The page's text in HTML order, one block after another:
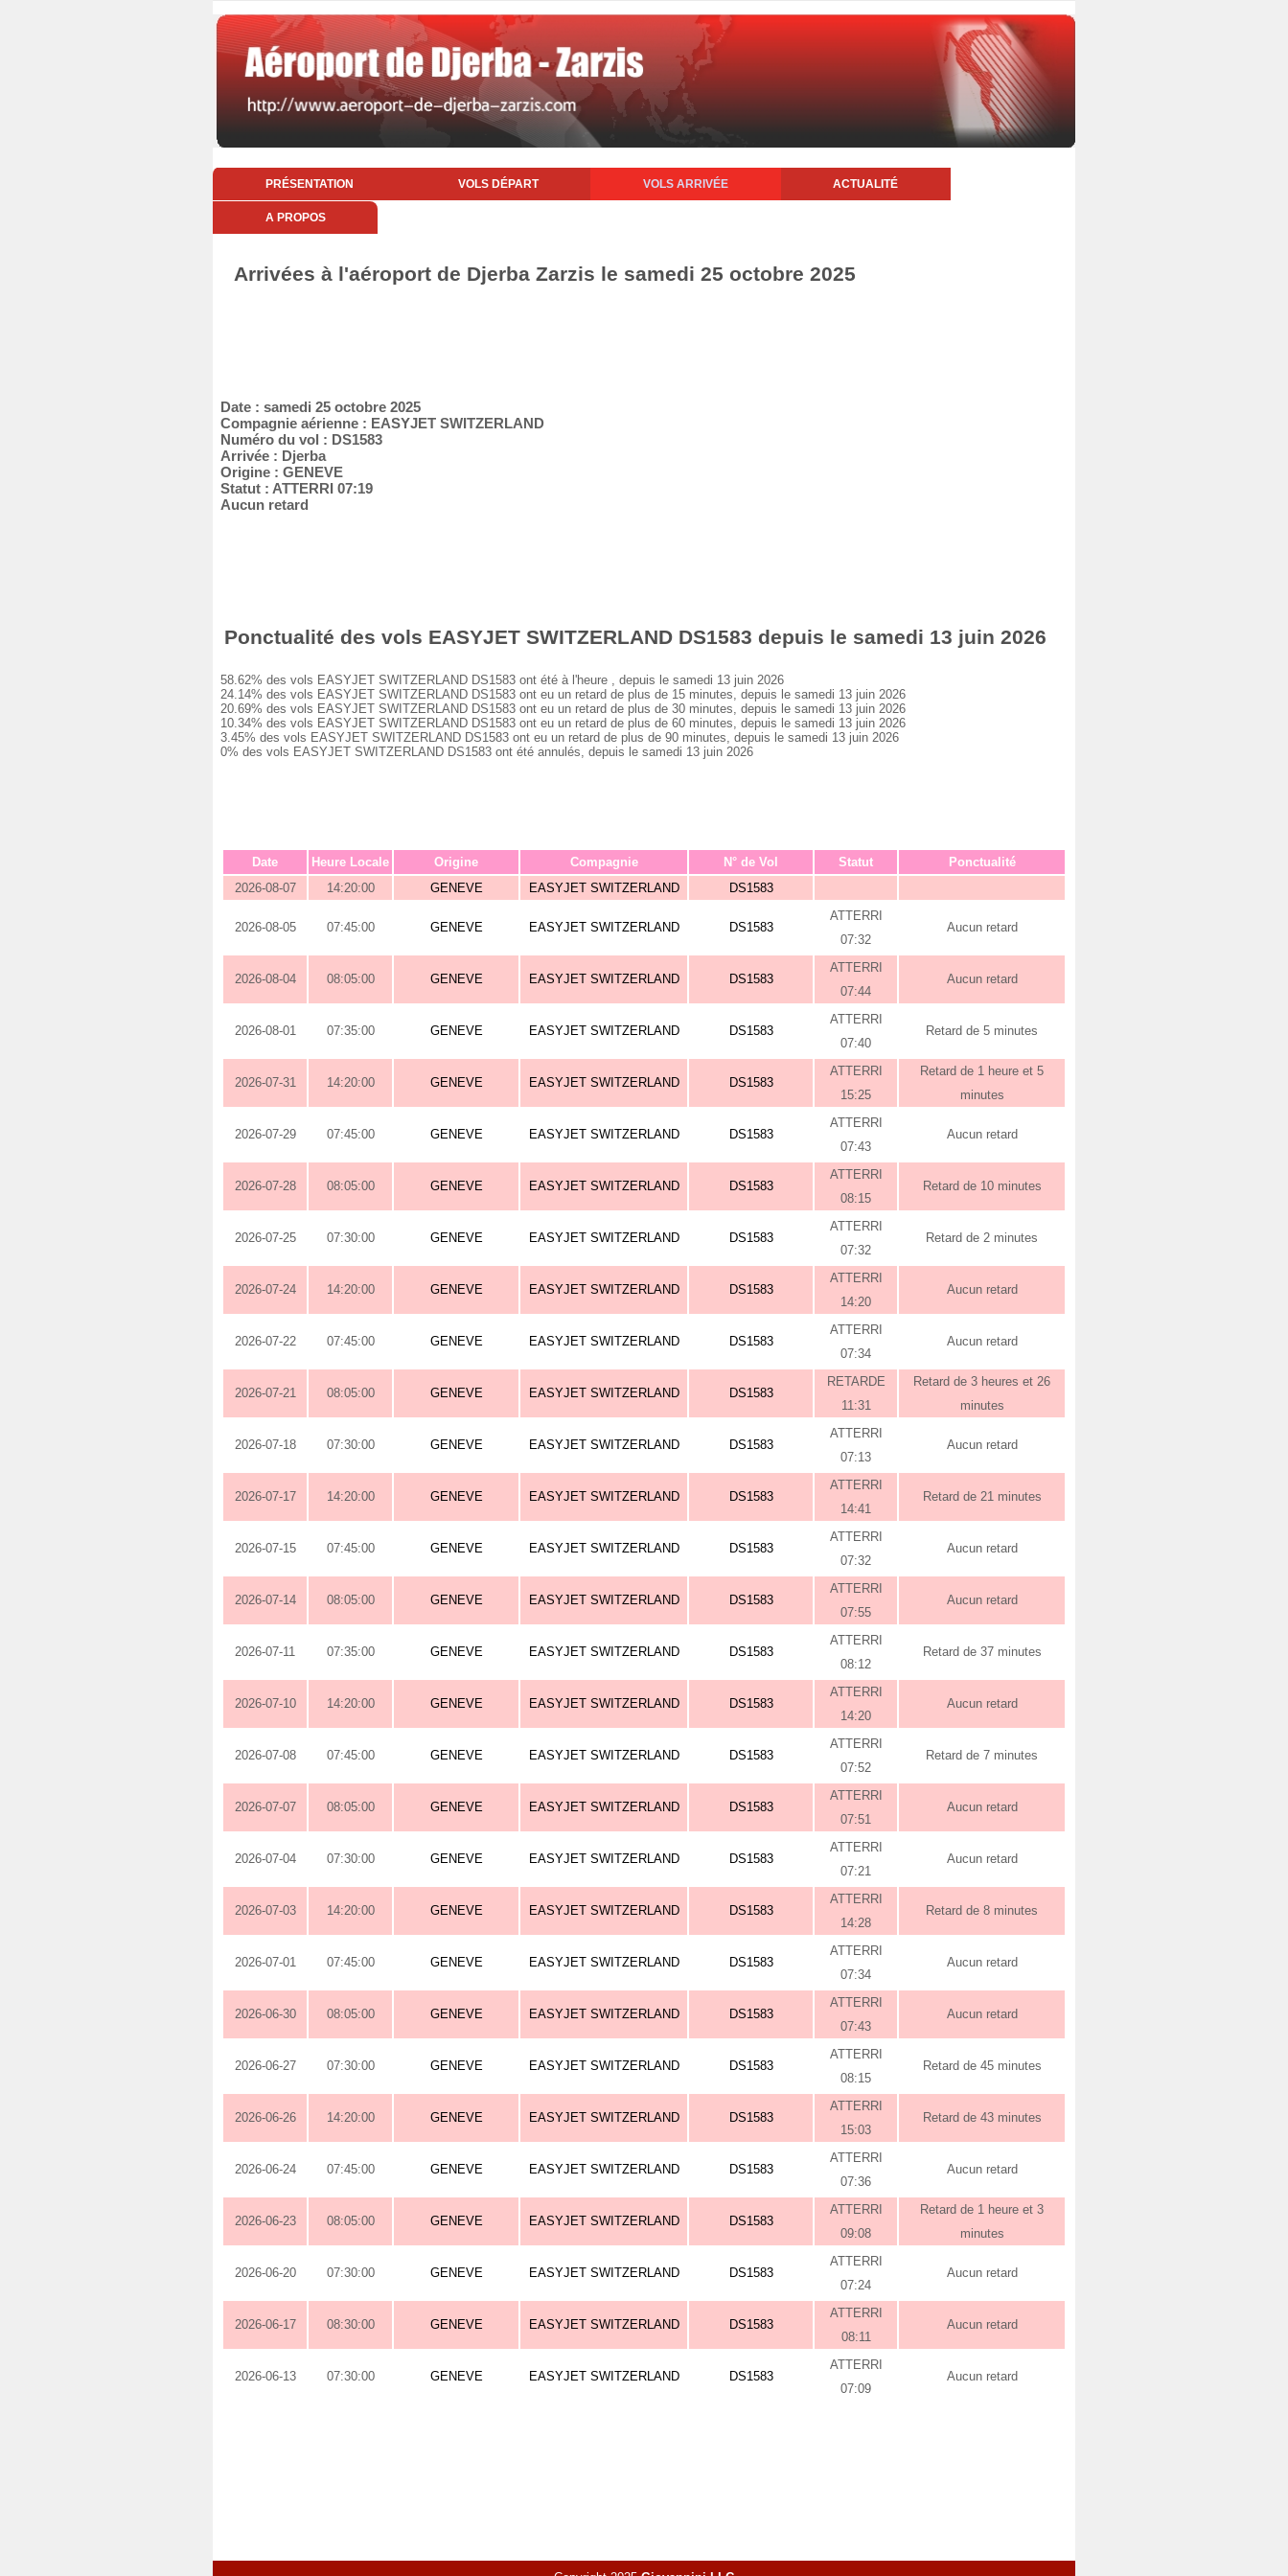
PRÉSENTATION VOLS DÉPART VOLS ARRIVÉE ACTUALITÉ
A PROPOS
Arrivées à l'aéroport de Djerba Zarzis le samedi 25 octobre 2025
Date : samedi 25 octobre 2025
Compagnie aérienne : EASYJET SWITZERLAND
Numéro du vol : DS1583
Arrivée : Djerba
Origine : GENEVE
Statut : ATTERRI 07:19
Aucun retard
Ponctualité des vols EASYJET SWITZERLAND DS1583 depuis le samedi 13 juin 2026
58.62% des vols EASYJET SWITZERLAND DS1583 ont été à l'heure , depuis le samedi 13 juin 2026
24.14% des vols EASYJET SWITZERLAND DS1583 ont eu un retard de plus de 15 minutes, depuis le samedi 13 juin 2026
20.69% des vols EASYJET SWITZERLAND DS1583 ont eu un retard de plus de 30 minutes, depuis le samedi 13 juin 2026
10.34% des vols EASYJET SWITZERLAND DS1583 ont eu un retard de plus de 60 minutes, depuis le samedi 13 juin 2026
3.45% des vols EASYJET SWITZERLAND DS1583 ont eu un retard de plus de 90 minutes, depuis le samedi 13 juin 2026
0% des vols EASYJET SWITZERLAND DS1583 ont été annulés, depuis le samedi 13 juin 2026
Date Heure Locale Origine Compagnie N° de Vol Statut
Ponctualité
2026-08-07
14:20:00 GENEVE EASYJET SWITZERLAND DS1583
2026-08-05 07:45:00 GENEVE EASYJET SWITZERLAND DS1583
ATTERRI
07:32
Aucun retard
2026-08-04 08:05:00 GENEVE EASYJET SWITZERLAND DS1583
ATTERRI
07:44
Aucun retard
2026-08-01 07:35:00 GENEVE EASYJET SWITZERLAND DS1583
ATTERRI
07:40
Retard de 5 minutes
2026-07-31 14:20:00 GENEVE EASYJET SWITZERLAND DS1583
ATTERRI
15:25
Retard de 1 heure et 5
minutes
2026-07-29 07:45:00 GENEVE EASYJET SWITZERLAND DS1583
ATTERRI
07:43
Aucun retard
2026-07-28 08:05:00 GENEVE EASYJET SWITZERLAND DS1583
ATTERRI
08:15
Retard de 10 minutes
2026-07-25 07:30:00 GENEVE EASYJET SWITZERLAND DS1583
ATTERRI
07:32
Retard de 2 minutes
2026-07-24 14:20:00 GENEVE EASYJET SWITZERLAND DS1583
ATTERRI
14:20
Aucun retard
2026-07-22 07:45:00 GENEVE EASYJET SWITZERLAND DS1583
ATTERRI
07:34
Aucun retard
2026-07-21 08:05:00 GENEVE EASYJET SWITZERLAND DS1583
RETARDE
11:31
Retard de 3 heures et 26
minutes
2026-07-18 07:30:00 GENEVE EASYJET SWITZERLAND DS1583
ATTERRI
07:13
Aucun retard
2026-07-17 14:20:00 GENEVE EASYJET SWITZERLAND DS1583
ATTERRI
14:41
Retard de 21 minutes
2026-07-15 07:45:00 GENEVE EASYJET SWITZERLAND DS1583
ATTERRI
07:32
Aucun retard
2026-07-14 08:05:00 GENEVE EASYJET SWITZERLAND DS1583
ATTERRI
07:55
Aucun retard
2026-07-11 07:35:00 GENEVE EASYJET SWITZERLAND DS1583
ATTERRI
08:12
Retard de 37 minutes
2026-07-10 14:20:00 GENEVE EASYJET SWITZERLAND DS1583
ATTERRI
14:20
Aucun retard
2026-07-08 07:45:00 GENEVE EASYJET SWITZERLAND DS1583
ATTERRI
07:52
Retard de 7 minutes
2026-07-07 08:05:00 GENEVE EASYJET SWITZERLAND DS1583
ATTERRI
07:51
Aucun retard
2026-07-04 07:30:00 GENEVE EASYJET SWITZERLAND DS1583
ATTERRI
07:21
Aucun retard
2026-07-03 14:20:00 GENEVE EASYJET SWITZERLAND DS1583
ATTERRI
14:28
Retard de 8 minutes
2026-07-01 07:45:00 GENEVE EASYJET SWITZERLAND DS1583
ATTERRI
07:34
Aucun retard
2026-06-30 08:05:00 GENEVE EASYJET SWITZERLAND DS1583
ATTERRI
07:43
Aucun retard
2026-06-27 07:30:00 GENEVE EASYJET SWITZERLAND DS1583
ATTERRI
08:15
Retard de 45 minutes
2026-06-26 14:20:00 GENEVE EASYJET SWITZERLAND DS1583
ATTERRI
15:03
Retard de 43 minutes
2026-06-24 07:45:00 GENEVE EASYJET SWITZERLAND DS1583
ATTERRI
07:36
Aucun retard
2026-06-23 08:05:00 GENEVE EASYJET SWITZERLAND DS1583
ATTERRI
09:08
Retard de 1 heure et 3
minutes
2026-06-20 07:30:00 GENEVE EASYJET SWITZERLAND DS1583
ATTERRI
07:24
Aucun retard
2026-06-17 08:30:00 GENEVE EASYJET SWITZERLAND DS1583
ATTERRI
08:11
Aucun retard
2026-06-13 07:30:00 GENEVE EASYJET SWITZERLAND DS1583
ATTERRI
07:09
Aucun retard